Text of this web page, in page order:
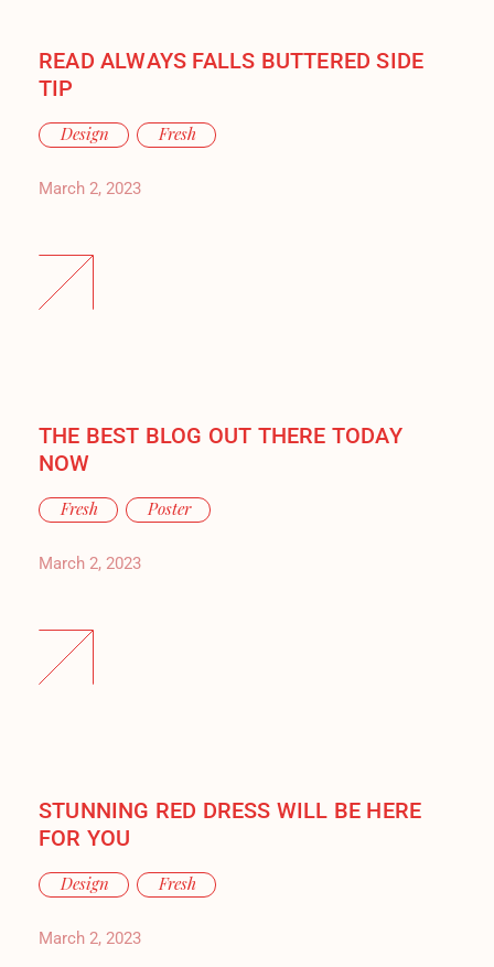
READ ALWAYS FALLS BUTTERED SIDE
TIP
Design Fresh
March 2, 2023
THE BEST BLOG OUT THERE TODAY
NOW
Fresh Poster
March 2, 2023
STUNNING RED DRESS WILL BE HERE
FOR YOU
Design Fresh
March 2, 2023